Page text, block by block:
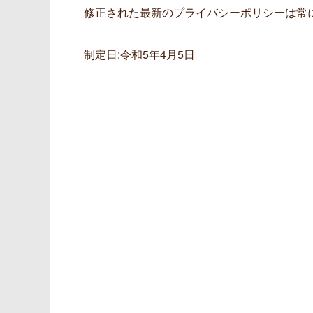
修正された最新のプライバシーポリシーは常
制定日:令和5年4月5日